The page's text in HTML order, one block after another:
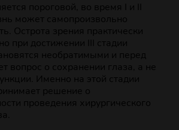
пороговой, во время I и II
может самопроизвольно
Острота зрения практически
при достижении III стадии
необратимыми и перед
вопрос о сохранении глаза, а не
Именно на этой стадии
решение о
проведения хирургического